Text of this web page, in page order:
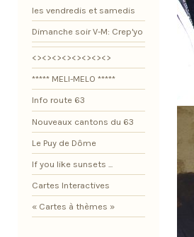
les vendredis et samedis
Dimanche soir V-M: Crep'yo
<><><><><><><><>
***** MELI-MELO *****
Info route 63
Nouveaux cantons du 63
Le Puy de Dôme
If you like sunsets ...
Cartes Interactives
« Cartes à thèmes »